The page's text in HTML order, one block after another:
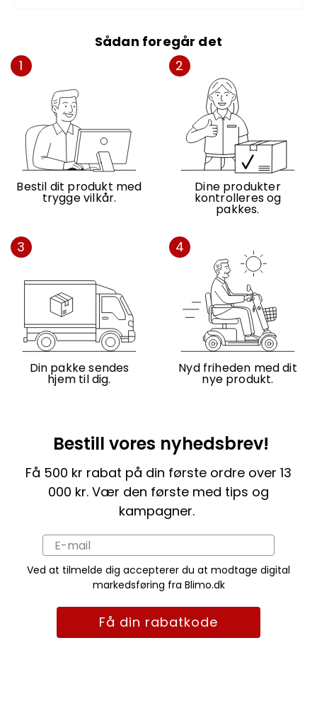
Sådan foregår det
1
Bestil dit produkt med
trygge vilkår.
2
Dine produkter
kontrolleres og
pakkes.
3
Din pakke sendes
hjem til dig.
4
Nyd friheden med dit
nye produkt.
Bestill vores nyhedsbrev!
Få 500 kr rabat på din første ordre over 13
000 kr. Vær den første med tips og
kampagner.
Ved at tilmelde dig accepterer du at modtage digital
markedsføring fra Blimo.dk
Få din rabatkode